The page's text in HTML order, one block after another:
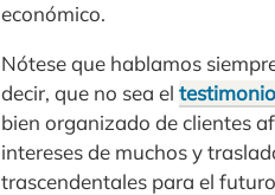
económico.
Nótese que hablamos
decir, que no sea el testimonio
bien organizado de clientes
intereses de muchos y
trascendentales para el